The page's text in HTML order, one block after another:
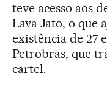
teve acesso aos
Lava Jato, o que
existência de 27
Petrobras, que
cartel.